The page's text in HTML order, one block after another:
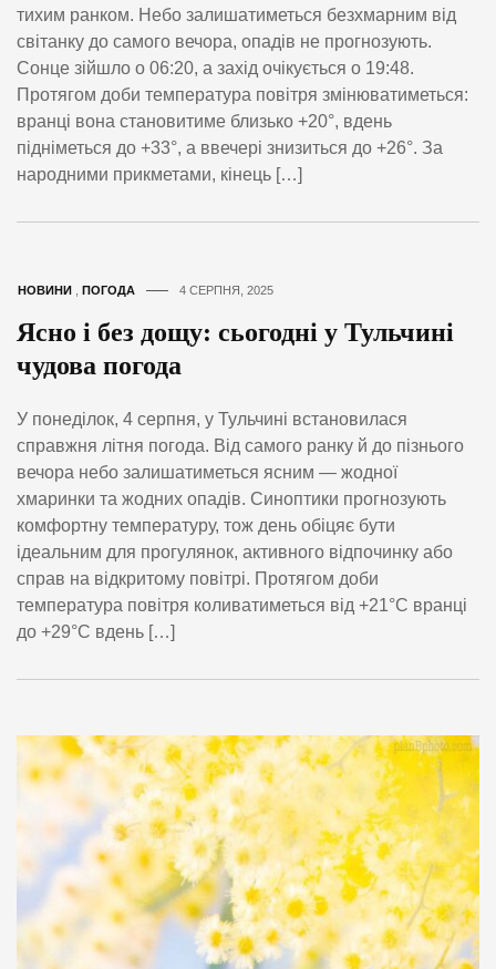
тихим ранком. Небо залишатиметься безхмарним від
світанку до самого вечора, опадів не прогнозують.
Сонце зійшло о 06:20, а захід очікується о 19:48.
Протягом доби температура повітря змінюватиметься:
вранці вона становитиме близько +20°, вдень
підніметься до +33°, а ввечері знизиться до +26°. За
народними прикметами, кінець […]
НОВИНИ ПОГОДА 4 СЕРПНЯ, 2025
Ясно і без дощу: сьогодні у Тульчині
чудова погода
У понеділок, 4 серпня, у Тульчині встановилася
справжня літня погода. Від самого ранку й до пізнього
вечора небо залишатиметься ясним — жодної
хмаринки та жодних опадів. Синоптики прогнозують
комфортну температуру, тож день обіцяє бути
ідеальним для прогулянок, активного відпочинку або
справ на відкритому повітрі. Протягом доби
температура повітря коливатиметься від +21°C вранці
до +29°C вдень […]